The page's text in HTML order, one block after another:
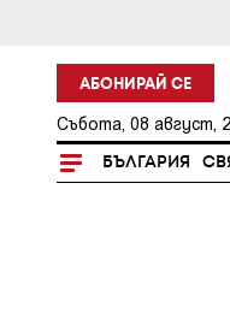
АБОНИРАЙ СЕ
Събота, 08 август,
БЪЛГАРИЯ